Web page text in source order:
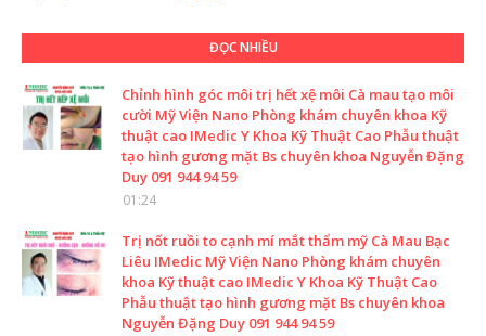
ĐỌC NHIỀU
Chỉnh hình góc môi trị hết xệ môi Cà mau tạo môi
cười Mỹ Viện Nano Phòng khám chuyên khoa Kỹ
thuật cao IMedic Y Khoa Kỹ Thuật Cao Phẫu thuật
tạo hình gương mặt Bs chuyên khoa Nguyễn Đặng
Duy 091 944 94 59
01:24
Trị nốt ruồi to cạnh mí mắt thẩm mỹ Cà Mau Bạc
Liêu IMedic Mỹ Viện Nano Phòng khám chuyên
khoa Kỹ thuật cao IMedic Y Khoa Kỹ Thuật Cao
Phẫu thuật tạo hình gương mặt Bs chuyên khoa
Nguyễn Đặng Duy 091 944 94 59